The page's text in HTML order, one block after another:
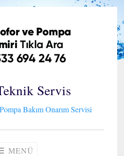
Servis
Bakım Onarım Servisi
MENÜ